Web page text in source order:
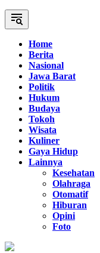
Home
Berita
Nasional
Jawa Barat
Politik
Hukum
Budaya
Tokoh
Wisata
Kuliner
Gaya Hidup
Lainnya
Kesehatan
Olahraga
Otomatif
Hiburan
Opini
Foto